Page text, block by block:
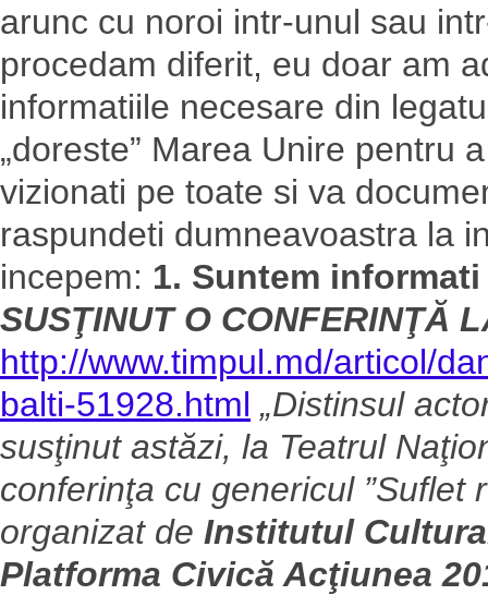
arunc cu noroi intr-unul sau
procedam diferit, eu doar am
informatiile necesare din
„doreste” Marea Unire pentru
vizionati pe toate si va
raspundeti dumneavoastra la
incepem: 1. Suntem
SUSŢINUT O CONFERINŢĂ
http://www.timpul.md/articol/
balti-51928.html „Distinsul
susţinut astăzi, la Teatrul
conferinţa cu genericul ”Suflet
organizat de Institutul
Platforma Civică Acţiunea